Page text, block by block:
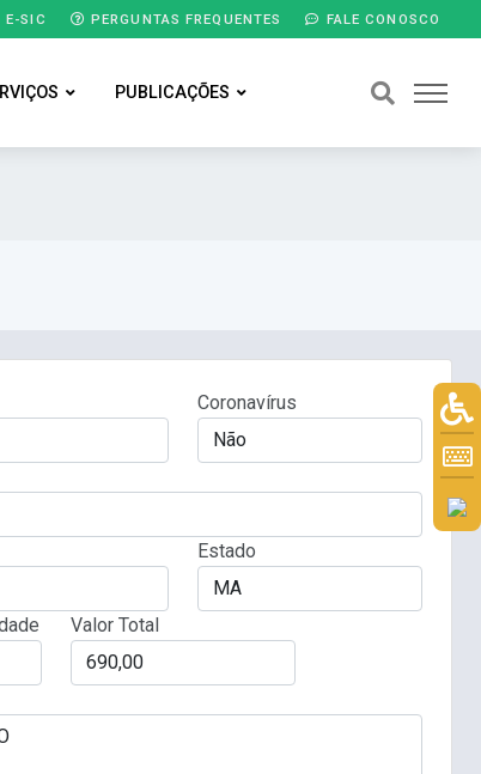
E-SIC PERGUNTAS FREQUENTES FALE CONOSCO
PUBLICAÇÕES
Coronavírus
Estado
Valor Total